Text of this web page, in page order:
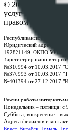
© 2026
услуг
правом
Республиканское
Юридический адрес: г.
192821149, ОКПО
Зарегистрировано в
№310994 от 10.03.2017
№370993 от 10.03.2017
№401394 от 27.12.2017
Режим работы интернет-
Понедельник – пятница:
Суббота, воскресенье -
Адреса филиалов и
Брест, Витебск Гомель